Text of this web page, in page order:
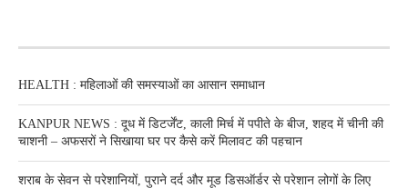
HEALTH : महिलाओं की समस्‍याओं का आसान समाधान
KANPUR NEWS : दूध में डिटर्जेंट, काली मिर्च में पपीते के बीज, शहद में चीनी की
चाशनी – अफसरों ने सिखाया घर पर कैसे करें मिलावट की पहचान
शराब के सेवन से परेशानियों, पुराने दर्द और मूड डिसऑर्डर से परेशान लोगों के लिए